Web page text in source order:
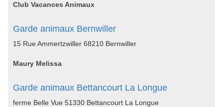
Club Vacances Animaux
Garde animaux Bernwiller
15 Rue Ammertzwiller 68210 Bernwiller
Maury Melissa
Garde animaux Bettancourt La Longue
ferme Belle Vue 51330 Bettancourt La Longue